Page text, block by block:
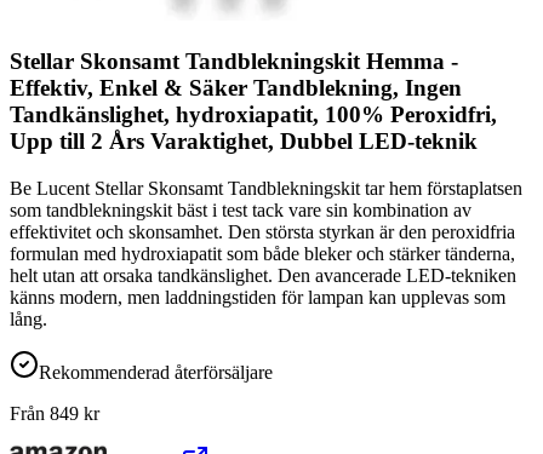
Stellar Skonsamt Tandblekningskit Hemma -
Effektiv, Enkel & Säker Tandblekning, Ingen
Tandkänslighet, hydroxiapatit, 100% Peroxidfri,
Upp till 2 Års Varaktighet, Dubbel LED-teknik
Be Lucent Stellar Skonsamt Tandblekningskit tar hem förstaplatsen
som tandblekningskit bäst i test tack vare sin kombination av
effektivitet och skonsamhet. Den största styrkan är den peroxidfria
formulan med hydroxiapatit som både bleker och stärker tänderna,
helt utan att orsaka tandkänslighet. Den avancerade LED-tekniken
känns modern, men laddningstiden för lampan kan upplevas som
lång.
Rekommenderad återförsäljare
Från 849 kr